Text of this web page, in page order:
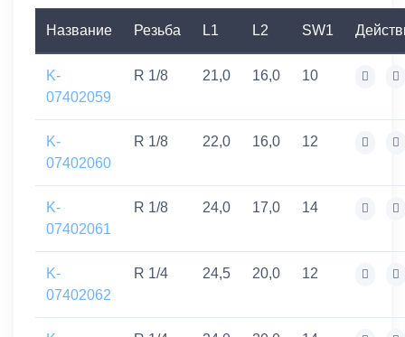
Название Резьба L1 L2 SW1
K-
07402059
R 1/8 21,0 16,0 10
K-
07402060
R 1/8 22,0 16,0 12
K-
07402061
R 1/8 24,0 17,0 14
K-
07402062
R 1/4 24,5 20,0 12